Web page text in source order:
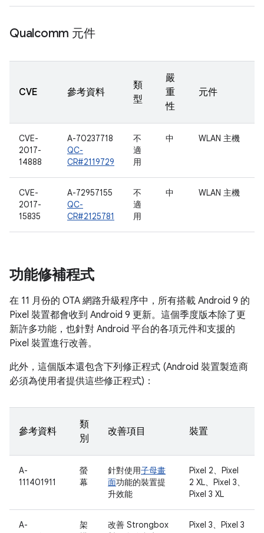
Qualcomm 元件
CVE 參考資料
類
型
嚴
重
性
元件
CVE-
2017-
14888
A-70237718
QC-
CR#2119729
不
適
用
中 WLAN 主機
CVE-
2017-
15835
A-72957155
QC-
CR#2125781
不
適
用
中 WLAN 主機
功能修補程式
在 11 月份的 OTA 網路升級程序中，所有搭載 Android 9 的
Pixel 裝置都會收到 Android 9 更新。這個季度版本除了更
新許多功能，也針對 Android 平台的各項元件和支援的
Pixel 裝置進行改善。
此外，這個版本還包含下列修正程式 (Android 裝置製造商
必須為使用者提供這些修正程式)：
參考資料
類
別
改善項目 裝置
A-
111401911
螢
幕
針對使用子母畫
面功能的裝置提
升效能
Pixel 2、Pixel
2 XL、Pixel 3、
Pixel 3 XL
A-
架
改善 Strongbox
Pixel 3、Pixel 3